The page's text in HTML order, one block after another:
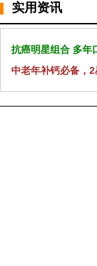
实用资讯
抗癌明星组合 多年
中老年补钙必备，